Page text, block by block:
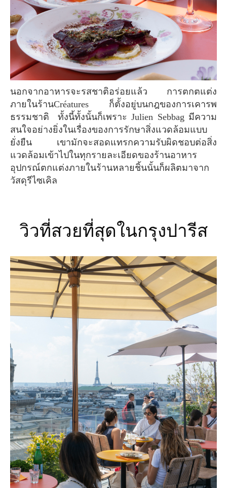
นอกจากอาหารจะรสชาติอร่อยแล้ว การตกตแต่ง
ภายในร้านCréatures ก็ตั้งอยู่บนกฎของการเคารพ
ธรรมชาติ ทั้งนี้ทั้งนั้นก็เพราะ Julien Sebbag มีความ
สนใจอย่างยิ่งในเรื่องของการรักษาสิ่งแวดล้อมแบบ
ยั่งยืน เขามักจะสอดแทรกความรับผิดชอบต่อสิ่ง
แวดล้อมเข้าไปในทุกรายละเอียดของร้านอาหาร
อุปกรณ์ตกแต่งภายในร้านหลายชิ้นนั้นก็ผลิตมาจาก
วัสดุรีไซเคิล
วิวที่สวยที่สุดในกรุงปารีส